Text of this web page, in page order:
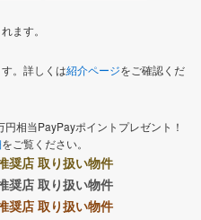
ます。
。詳しくは紹介ページをご確認くだ
相当PayPayポイントプレゼント！
をご覧ください。
奨店 取り扱い物件
奨店 取り扱い物件
奨店 取り扱い物件